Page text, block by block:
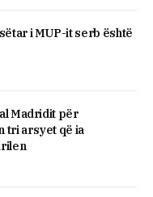
i MUP-it serb është
Madridit për
tri arsyet që ia